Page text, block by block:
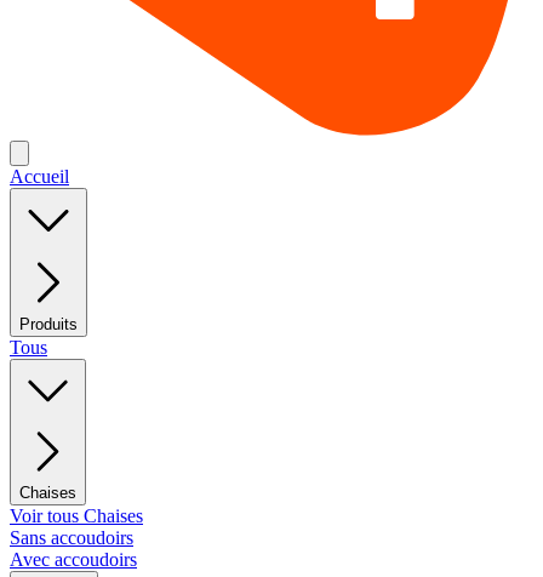
Accueil
Produits
Tous
Chaises
Voir tous Chaises
Sans accoudoirs
Avec accoudoirs